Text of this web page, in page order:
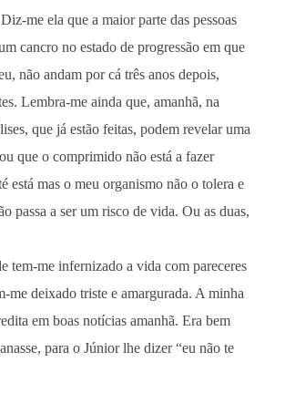
me ela que a maior parte das pessoas
cancro no estado de progressão em que
não andam por cá três anos depois,
Lembra-me ainda que, amanhã, na
que já estão feitas, podem revelar uma
que o comprimido não está a fazer
está mas o meu organismo não o tolera e
passa a ser um risco de vida. Ou as duas,
tem-me infernizado a vida com pareceres
me deixado triste e amargurada. A minha
em boas notícias amanhã. Era bem
para o Júnior lhe dizer “eu não te